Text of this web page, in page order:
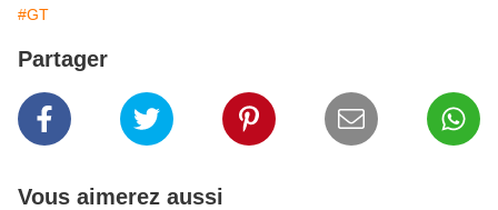
#GT
Partager
Vous aimerez aussi